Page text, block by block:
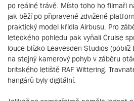
po reálné trávě. Místo toho ho filmaři
jak běží po připravené zdvižené
praktický model křídla Airbusu. Pro
leteckého pohledu pak vyňali Cruise
louce blízko Leavesden Studios (poblíž
na stejný kamerový pohyb v záběru
britského letiště RAF Wittering.
hangárů byly digitální.